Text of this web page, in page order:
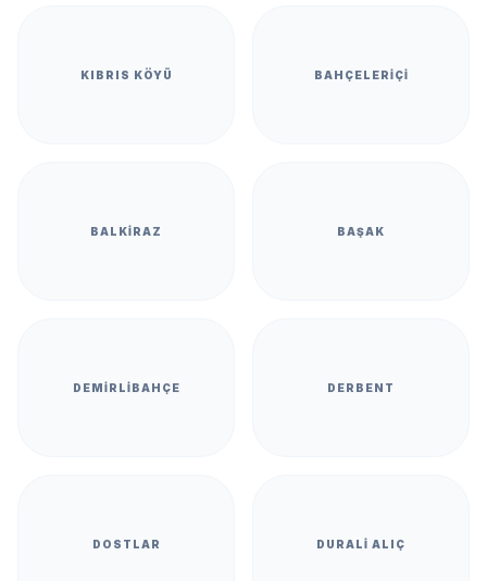
KIBRIS KÖYÜ BAHÇELERIÇI
BALKIRAZ BAŞAK
DEMIRLIBAHÇE DERBENT
DOSTLAR DURALI ALIÇ